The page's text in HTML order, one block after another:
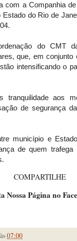
com a Companhia
Estado do Rio de
do CMT
que, em
intensificando o
tranquilidade aos
de segurança
município e
de quem trafega
COMPARTILHE
Nossa Página no
às07:00